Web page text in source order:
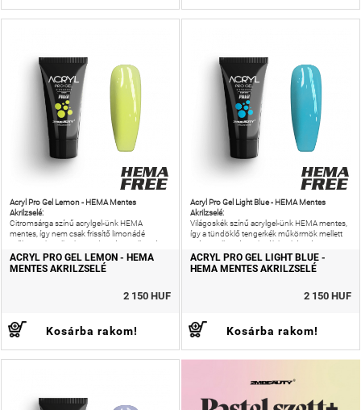
Acryl Pro Gel Lemon - HEMA Mentes
Akrilzselé:
Citromsárga színű acrylgel-ünk HEMA
mentes, így nem csak frissítő limonádé
műkörmöket alkothatsz, de még az allergiás
reakciók kockázatát is csökkentheted!
ACRYL PRO GEL LEMON - HEMA
MENTES AKRILZSELÉ
2 150 HUF
Kosárba rakom!
Acryl Pro Gel Light Blue - HEMA Mentes
Akrilzselé:
Világoskék színű acrylgel-ünk HEMA mentes,
így a tündöklő tengerkék műkörmök mellett
még az allergiás reakciók kockázatát is
csökkentheted!
ACRYL PRO GEL LIGHT BLUE -
HEMA MENTES AKRILZSELÉ
2 150 HUF
Kosárba rakom!